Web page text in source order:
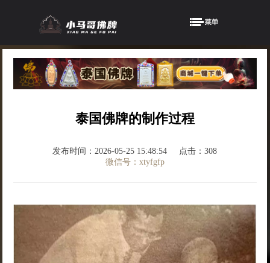
泰国佛牌的制作过程
发布时间：2026-05-25 15:48:54
点击：308
微信号：xtyfgfp